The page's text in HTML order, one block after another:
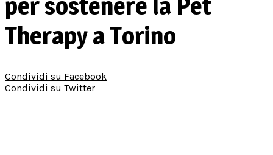
Therapy a Torino
Condividi su Facebook
Condividi su Twitter